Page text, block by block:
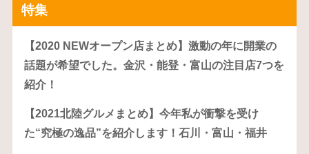
特集
【2020 NEWオープン店まとめ】激動の年に開業の
話題が希望でした。金沢・能登・富山の注目店7つを
紹介！
【2021北陸グルメまとめ】今年私が衝撃を受け
た“究極の逸品”を紹介します！石川・富山・福井